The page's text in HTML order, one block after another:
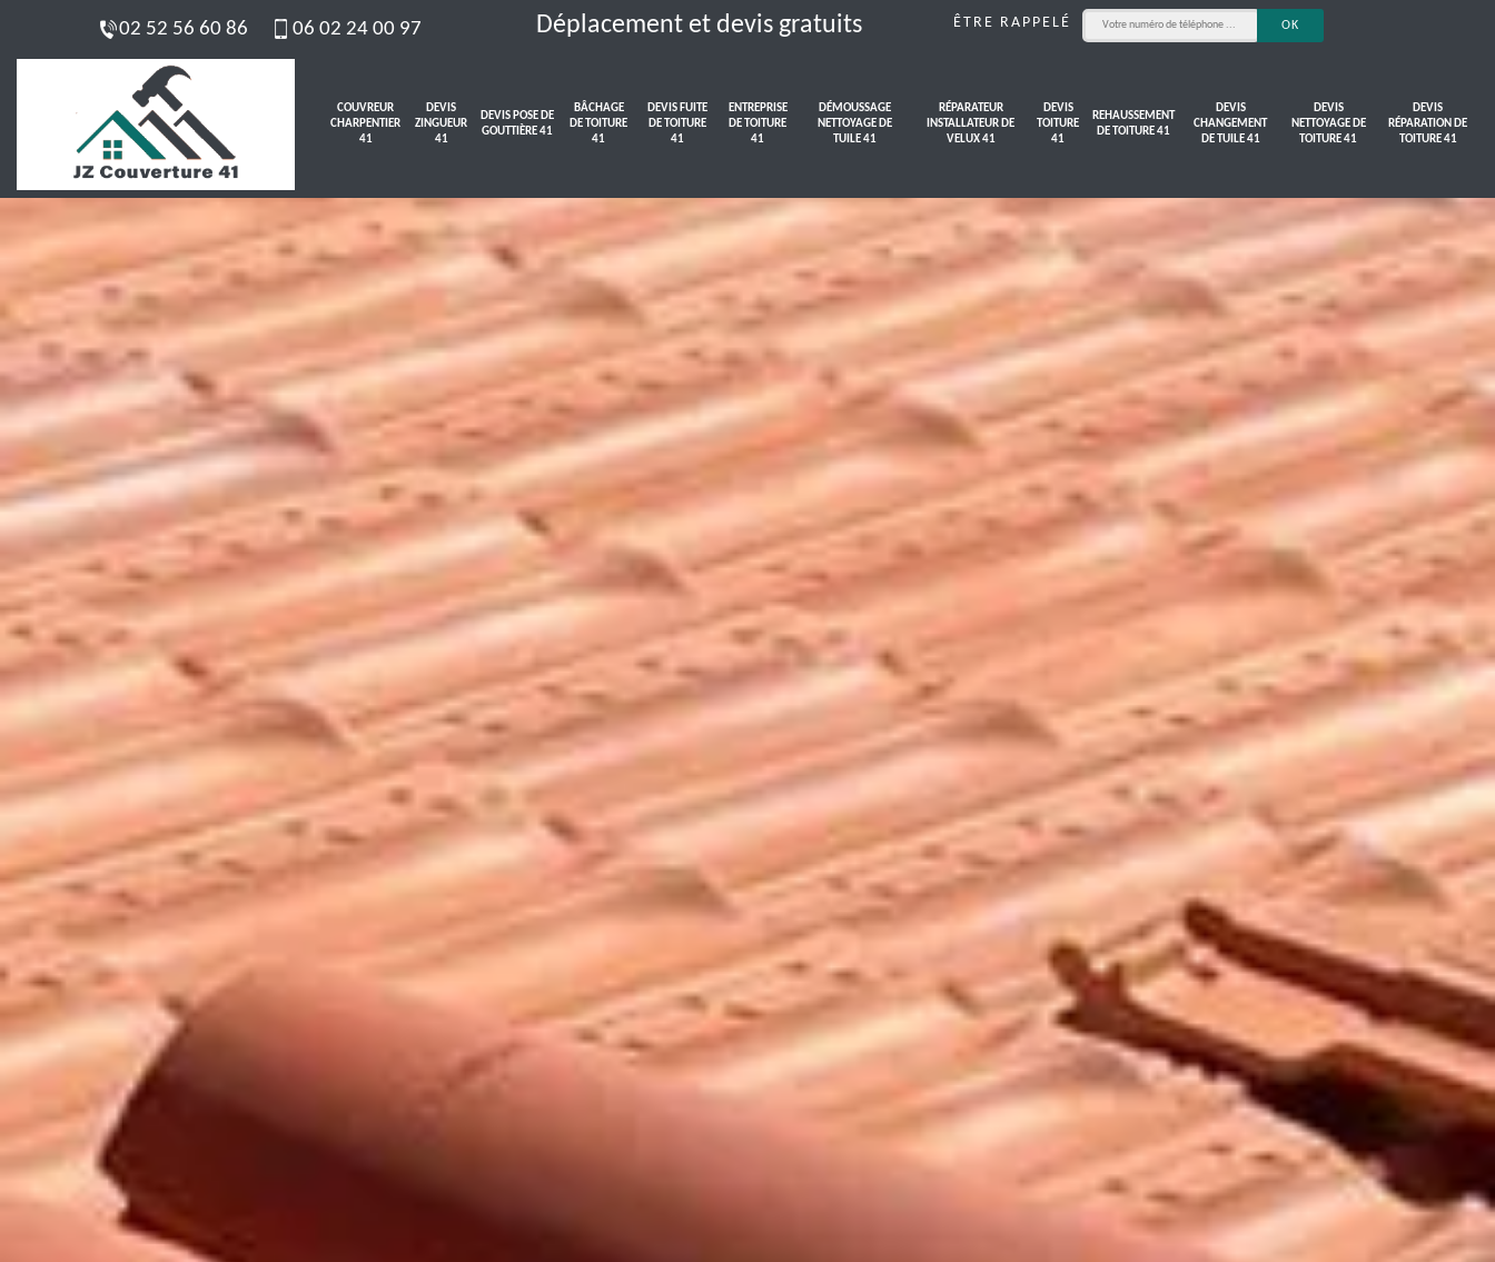
02 52 56 60 86 06 02 24 00 97 Déplacement et devis gratuits ÊTRE RAPPELÉ
COUVREUR
CHARPENTIER
41
DEVIS
ZINGUEUR
41
DEVIS POSE DE
GOUTTIÈRE 41
BÂCHAGE
DE TOITURE
41
DEVIS FUITE
DE TOITURE
41
ENTREPRISE
DE TOITURE
41
DÉMOUSSAGE
NETTOYAGE DE
TUILE 41
RÉPARATEUR
INSTALLATEUR DE
VELUX 41
DEVIS
TOITURE
41
REHAUSSEMENT
DE TOITURE 41
DEVIS
CHANGEMENT
DE TUILE 41
DEVIS
NETTOYAGE DE
TOITURE 41
DEVIS
RÉPARATION DE
TOITURE 41